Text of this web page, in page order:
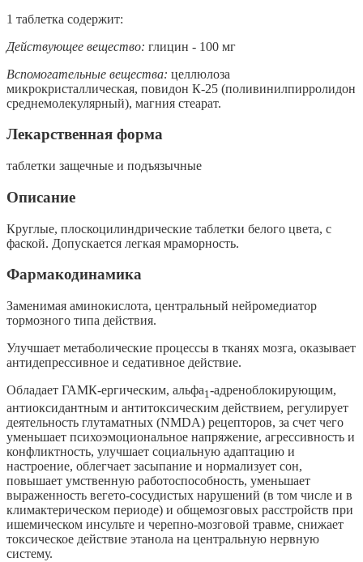
1 таблетка содержит:
Действующее вещество: глицин - 100 мг
Вспомогательные вещества: целлюлоза
микрокристаллическая, повидон К-25 (поливинилпирролидон
среднемолекулярный), магния стеарат.
Лекарственная форма
таблетки защечные и подъязычные
Описание
Круглые, плоскоцилиндрические таблетки белого цвета, с
фаской. Допускается легкая мраморность.
Фармакодинамика
Заменимая аминокислота, центральный нейромедиатор
тормозного типа действия.
Улучшает метаболические процессы в тканях мозга, оказывает
антидепрессивное и седативное действие.
Обладает ГАМК-ергическим, альфа1-адреноблокирующим,
антиоксидантным и антитоксическим действием, регулирует
деятельность глутаматных (NMDA) рецепторов, за счет чего
уменьшает психоэмоциональное напряжение, агрессивность и
конфликтность, улучшает социальную адаптацию и
настроение, облегчает засыпание и нормализует сон,
повышает умственную работоспособность, уменьшает
выраженность вегето-сосудистых нарушений (в том числе и в
климактерическом периоде) и общемозговых расстройств при
ишемическом инсульте и черепно-мозговой травме, снижает
токсическое действие этанола на центральную нервную
систему.